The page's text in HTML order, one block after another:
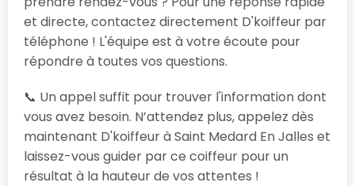
et directe, contactez directement D'koiffeur par
téléphone ! L'équipe est à votre écoute pour
répondre à toutes vos questions.
📞 Un appel suffit pour trouver l'information dont
vous avez besoin. N’attendez plus, appelez dès
maintenant D'koiffeur à Saint Medard En Jalles et
laissez-vous guider par ce coiffeur pour un
résultat à la hauteur de vos attentes !